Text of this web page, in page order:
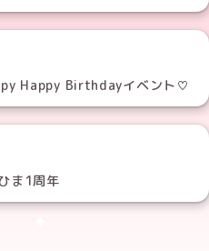
Happy Birthdayイベント♡
ま1周年